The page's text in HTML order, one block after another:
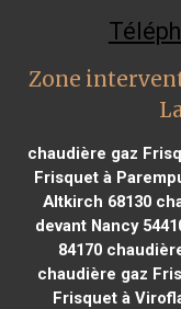
Zone
chaudière gaz
Frisquet à
Altkirch 68130
devant Nancy
84170
chaudière gaz
Frisquet à